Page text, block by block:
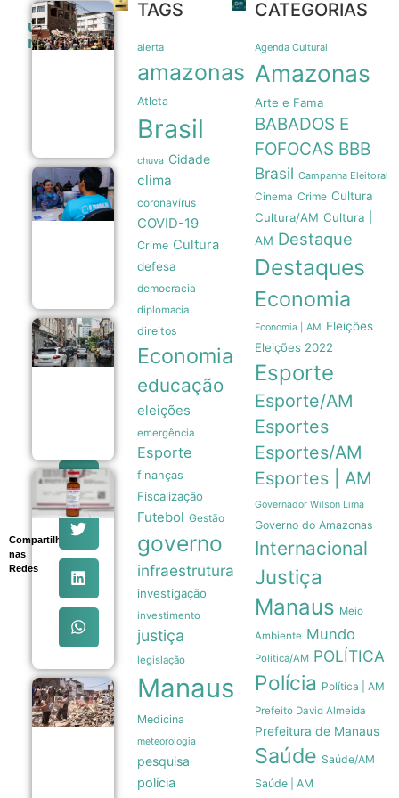
Compartilhe
nas
Redes
últimas
noticias
Lula
solidariedade
após
magnitude
10/08
Sine Manaus
disponibiliza
508
oportunidades
de trabalho
nesta terça-
feira
Adesivos
eleitorais em
veículos
podem causar
cancelamento
de apólices de
seguro
10/08
Metrô de
São
Paulo
vacinas
contra
sarampo,
e rubéola
até 28 de
agosto
10/08
Sobe para
número
de mortos
terremoto
magnitude
TAGS
alerta
amazonas
Atleta
Brasil
chuva Cidade
clima
coronavírus
COVID-19
Crime Cultura
defesa
democracia
diplomacia
direitos
Economia
educação
eleições
emergência
Esporte
finanças
Fiscalização
Futebol Gestão
governo
infraestrutura
investigação
investimento
justiça
legislação
Manaus
Medicina
meteorologia
pesquisa
polícia
CATEGORIAS
Agenda Cultural
Amazonas
Arte e Fama
BABADOS E
FOFOCAS BBB
Brasil Campanha Eleitoral
Cinema Crime Cultura
Cultura/AM Cultura |
AM Destaque
Destaques
Economia
Economia | AM Eleições
Eleições 2022
Esporte
Esporte/AM
Esportes
Esportes/AM
Esportes | AM
Governador Wilson Lima
Governo do Amazonas
Internacional
Justiça
Manaus Meio
Ambiente Mundo
Politica/AM POLÍTICA
Polícia Política | AM
Prefeito David Almeida
Prefeitura de Manaus
Saúde Saúde/AM
Saúde | AM